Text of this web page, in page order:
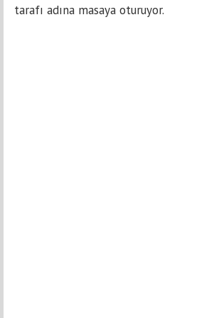
tarafı adına masaya oturuyor.